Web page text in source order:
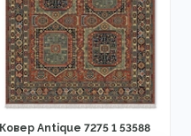
Ковер Antique 7275 1 53588